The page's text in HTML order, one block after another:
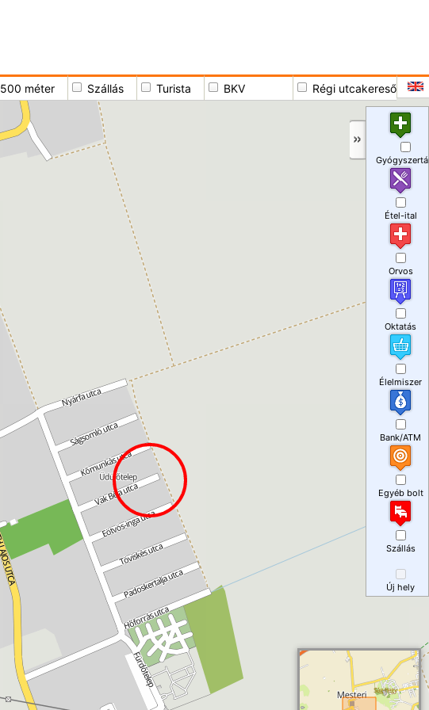
500 méter Szállás Turista BKV Régi utcakereső
Étel-ital
Orvos
Oktatás
Élelmiszer
Bank/ATM
Egyéb bolt
Szállás
Új hely